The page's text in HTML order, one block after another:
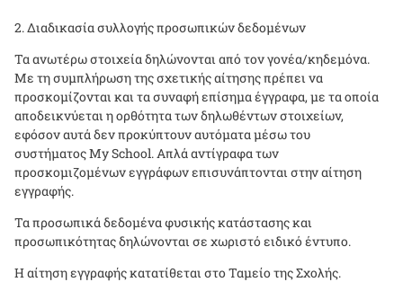
Διαδικασία συλλογής προσωπικών δεδομένων
Τα ανωτέρω στοιχεία δηλώνονται από τον γονέα/κηδεμόνα.
Με τη συμπλήρωση της σχετικής αίτησης πρέπει να
προσκομίζονται και τα συναφή επίσημα έγγραφα, με τα οποία
αποδεικνύεται η ορθότητα των δηλωθέντων στοιχείων,
εφόσον αυτά δεν προκύπτουν αυτόματα μέσω του
συστήματοςMy School. Απλά αντίγραφα των
προσκομιζομένων εγγράφων επισυνάπτονται στην αίτηση
εγγραφής.
Τα προσωπικά δεδομένα φυσικής κατάστασης και
προσωπικότητας δηλώνονται σε χωριστό ειδικό έντυπο.
Η αίτηση εγγραφής κατατίθεται στο Ταμείο της Σχολής.